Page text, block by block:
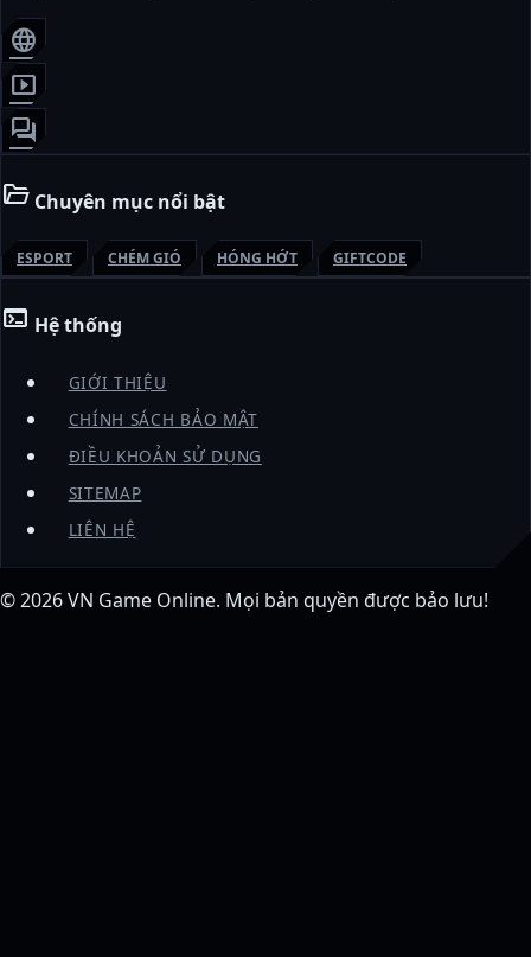
language
smart_display
forum
folder_open Chuyên mục nổi bật
ESPORT CHÉM GIÓ HÓNG HỚT GIFTCODE
terminal Hệ thống
GIỚI THIỆU
CHÍNH SÁCH BẢO MẬT
ĐIỀU KHOẢN SỬ DỤNG
SITEMAP
LIÊN HỆ
© 2026VN Game Online. Mọi bản quyền được bảo lưu!